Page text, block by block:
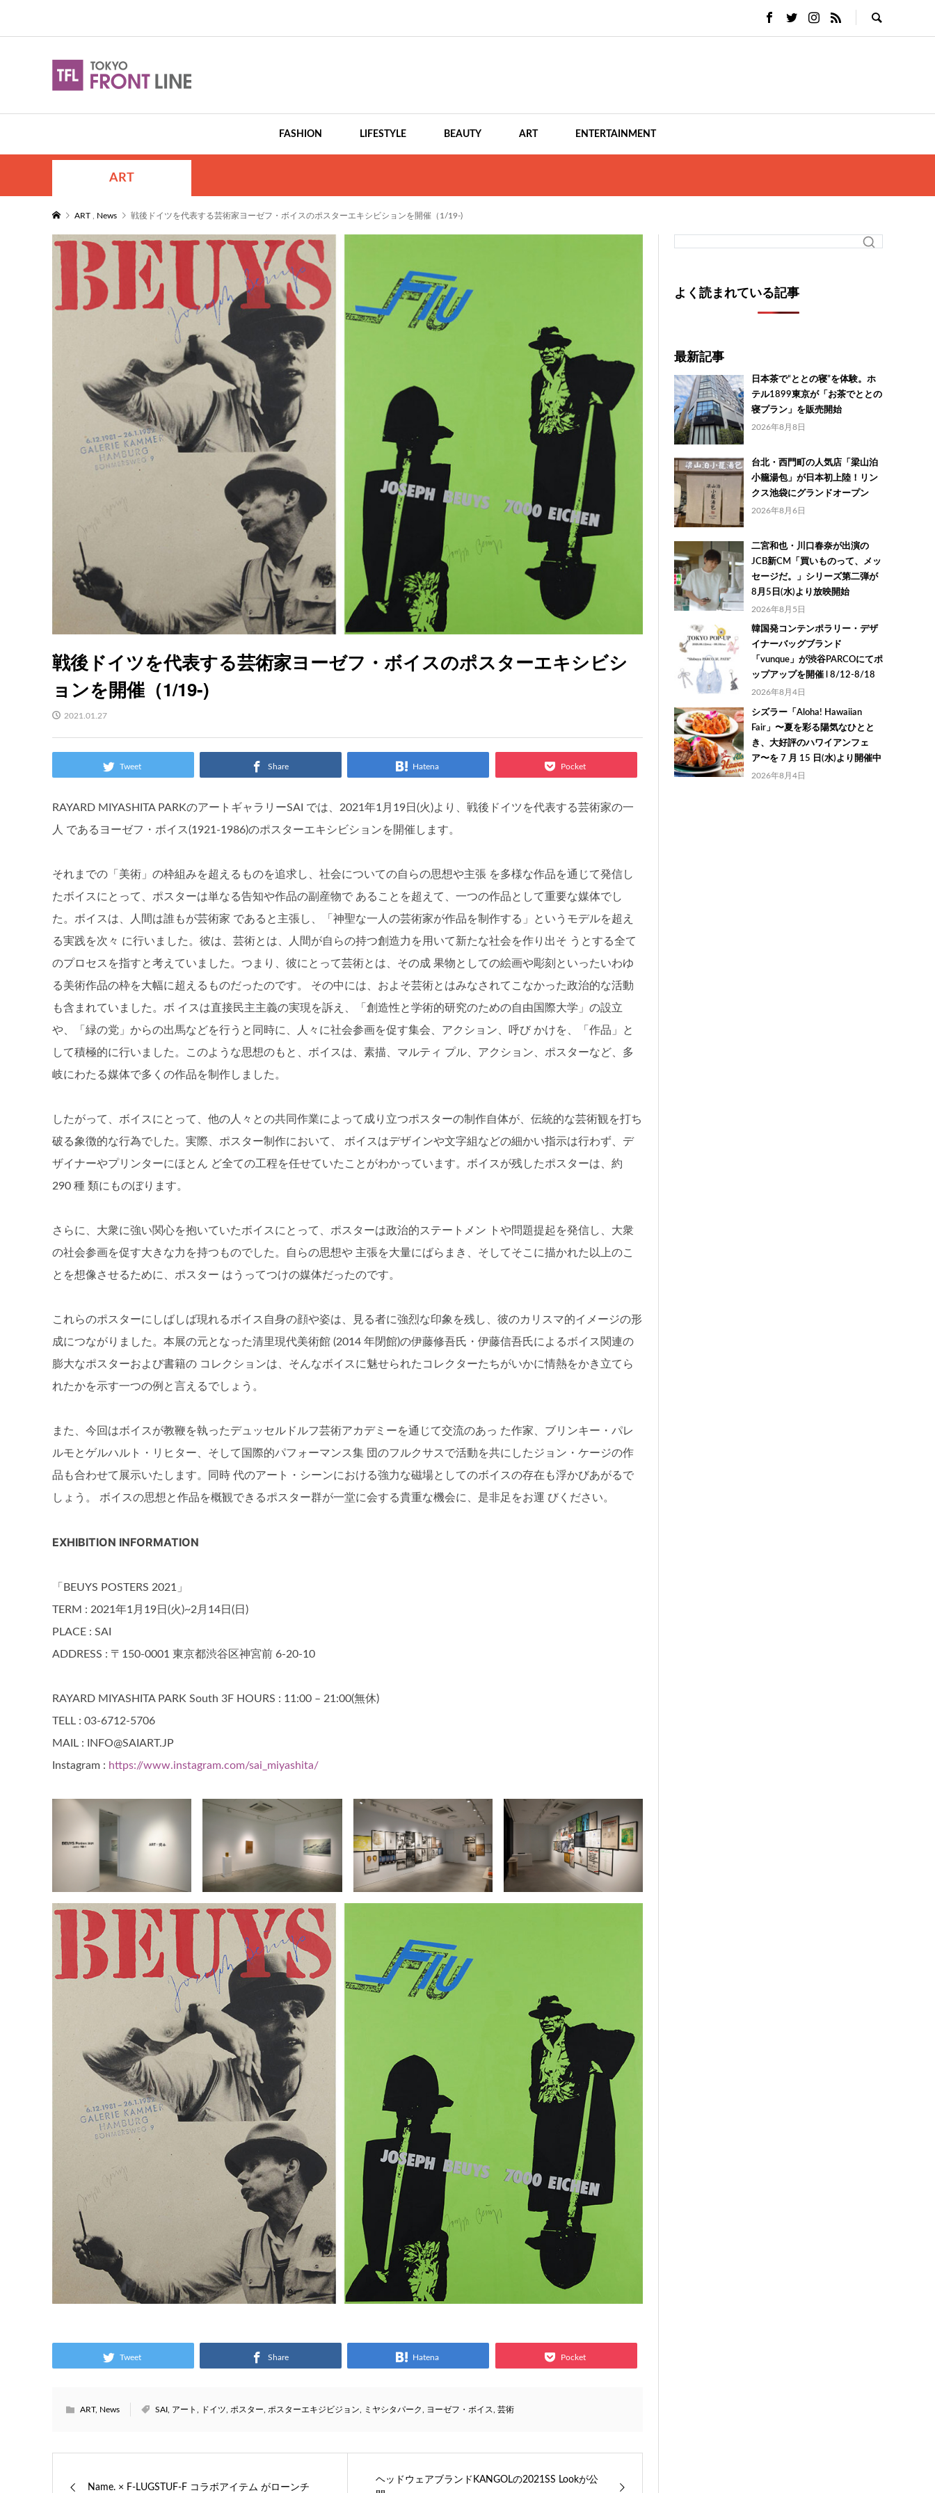
FASHION LIFESTYLE BEAUTY ART ENTERTAINMENT
ART
ART News 戦後ドイツを代表する芸術家ヨーゼフ・ボイスのポスターエキシビションを開催（1/19-)
戦後ドイツを代表する芸術家ヨーゼフ・ボイスのポスターエキシビシ
ョンを開催（1/19-)
2021.01.27
Tweet Share Hatena Pocket
RAYARD MIYASHITA PARKのアートギャラリーSAI では、2021年1月19日(火)より、戦後ドイツを代表する芸術家の一
人 であるヨーゼフ・ボイス(1921-1986)のポスターエキシビションを開催します。
それまでの「美術」の枠組みを超えるものを追求し、社会についての自らの思想や主張 を多様な作品を通じて発信し
たボイスにとって、ポスターは単なる告知や作品の副産物で あることを超えて、一つの作品として重要な媒体でし
た。ボイスは、人間は誰もが芸術家 であると主張し、「神聖な一人の芸術家が作品を制作する」というモデルを超え
る実践を次々 に行いました。彼は、芸術とは、人間が自らの持つ創造力を用いて新たな社会を作り出そ うとする全て
のプロセスを指すと考えていました。つまり、彼にとって芸術とは、その成 果物としての絵画や彫刻といったいわゆ
る美術作品の枠を大幅に超えるものだったのです。 その中には、およそ芸術とはみなされてこなかった政治的な活動
も含まれていました。ボ イスは直接民主主義の実現を訴え、「創造性と学術的研究のための自由国際大学」の設立
や、「緑の党」からの出馬などを行うと同時に、人々に社会参画を促す集会、アクション、呼び かけを、「作品」と
して積極的に行いました。このような思想のもと、ボイスは、素描、マルティ プル、アクション、ポスターなど、多
岐にわたる媒体で多くの作品を制作しました。
したがって、ボイスにとって、他の人々との共同作業によって成り立つポスターの制作自体が、伝統的な芸術観を打ち
破る象徴的な行為でした。実際、ポスター制作において、 ボイスはデザインや文字組などの細かい指示は行わず、デ
ザイナーやプリンターにほとん ど全ての工程を任せていたことがわかっています。ボイスが残したポスターは、約
290 種 類にものぼります。
さらに、大衆に強い関心を抱いていたボイスにとって、ポスターは政治的ステートメン トや問題提起を発信し、大衆
の社会参画を促す大きな力を持つものでした。自らの思想や 主張を大量にばらまき、そしてそこに描かれた以上のこ
とを想像させるために、ポスター はうってつけの媒体だったのです。
これらのポスターにしばしば現れるボイス自身の顔や姿は、見る者に強烈な印象を残し、彼のカリスマ的イメージの形
成につながりました。本展の元となった清里現代美術館 (2014 年閉館)の伊藤修吾氏・伊藤信吾氏によるボイス関連の
膨大なポスターおよび書籍の コレクションは、そんなボイスに魅せられたコレクターたちがいかに情熱をかき立てら
れたかを示す一つの例と言えるでしょう。
また、今回はボイスが教鞭を執ったデュッセルドルフ芸術アカデミーを通じて交流のあっ た作家、ブリンキー・パレ
ルモとゲルハルト・リヒター、そして国際的パフォーマンス集 団のフルクサスで活動を共にしたジョン・ケージの作
品も合わせて展示いたします。同時 代のアート・シーンにおける強力な磁場としてのボイスの存在も浮かびあがるで
しょう。 ボイスの思想と作品を概観できるポスター群が一堂に会する貴重な機会に、是非足をお運 びください。
EXHIBITION INFORMATION
「BEUYS POSTERS 2021」
TERM : 2021年1月19日(火)~2月14日(日)
PLACE : SAI
ADDRESS : 〒150-0001 東京都渋谷区神宮前 6-20-10
RAYARD MIYASHITA PARK South 3F HOURS : 11:00 – 21:00(無休)
TELL : 03-6712-5706
MAIL : INFO@SAIART.JP
Instagram : https://www.instagram.com/sai_miyashita/
Tweet Share Hatena Pocket
ART, News SAI, アート ドイツ ポスター ポスターエキジビジョン ミヤシタパーク ヨーゼフ・ボイス 芸術
Name. × F-LUGSTUF-F コラボアイテム がローンチ
ヘッドウェアブランドKANGOLの2021SS Lookが公
よく読まれている記事
最新記事
日本茶で“ととの寝”を体験。ホ
テル1899東京が「お茶でととの
寝プラン」を販売開始
2026年8月8日
台北・西門町の人気店「梁山泊
小籠湯包」が日本初上陸！リン
クス池袋にグランドオープン
2026年8月6日
二宮和也・川口春奈が出演の
JCB新CM「買いものって、メッ
セージだ。」シリーズ第二弾が
8月5日(水)より放映開始
2026年8月5日
韓国発コンテンポラリー・デザ
イナーバッグブランド
「vunque」が渋谷PARCOにてポ
ップアップを開催 l 8/12-8/18
2026年8月4日
シズラー「Aloha! Hawaiian
Fair」〜夏を彩る陽気なひとと
き、大好評のハワイアンフェ
ア〜を 7 月 15 日(水)より開催中
2026年8月4日